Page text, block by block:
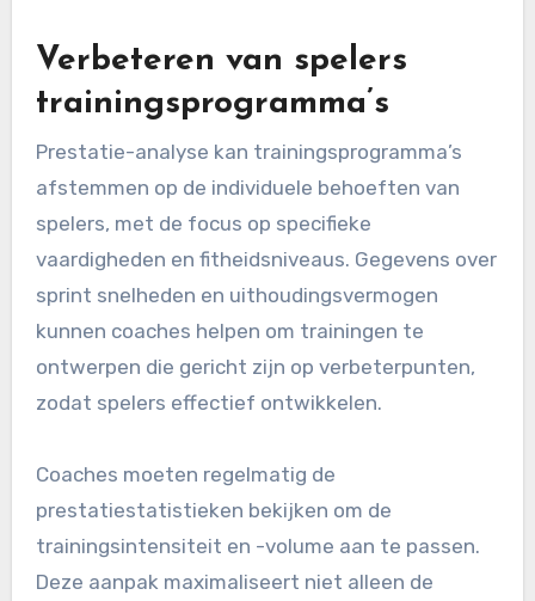
Verbeteren van spelers
trainingsprogramma’s
Prestatie-analyse kan trainingsprogramma’s
afstemmen op de individuele behoeften van
spelers, met de focus op specifieke
vaardigheden en fitheidsniveaus. Gegevens over
sprint snelheden en uithoudingsvermogen
kunnen coaches helpen om trainingen te
ontwerpen die gericht zijn op verbeterpunten,
zodat spelers effectief ontwikkelen.
Coaches moeten regelmatig de
prestatiestatistieken bekijken om de
trainingsintensiteit en -volume aan te passen.
Deze aanpak maximaliseert niet alleen de